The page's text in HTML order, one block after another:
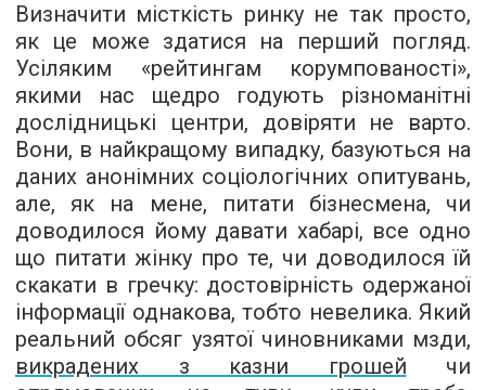
Визначити місткість ринку не так просто,
як це може здатися на перший погляд.
Усіляким «рейтингам корумпованості»,
якими нас щедро годують різноманітні
дослідницькі центри, довіряти не варто.
Вони, в найкращому випадку, базуються на
даних анонімних соціологічних опитувань,
але, як на мене, питати бізнесмена, чи
доводилося йому давати хабарі, все одно
що питати жінку про те, чи доводилося їй
скакати в гречку: достовірність одержаної
інформації однакова, тобто невелика. Який
реальний обсяг узятої чиновниками мзди,
викрадених з казни грошей чи